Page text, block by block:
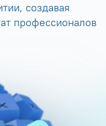
создавая
профессионалов